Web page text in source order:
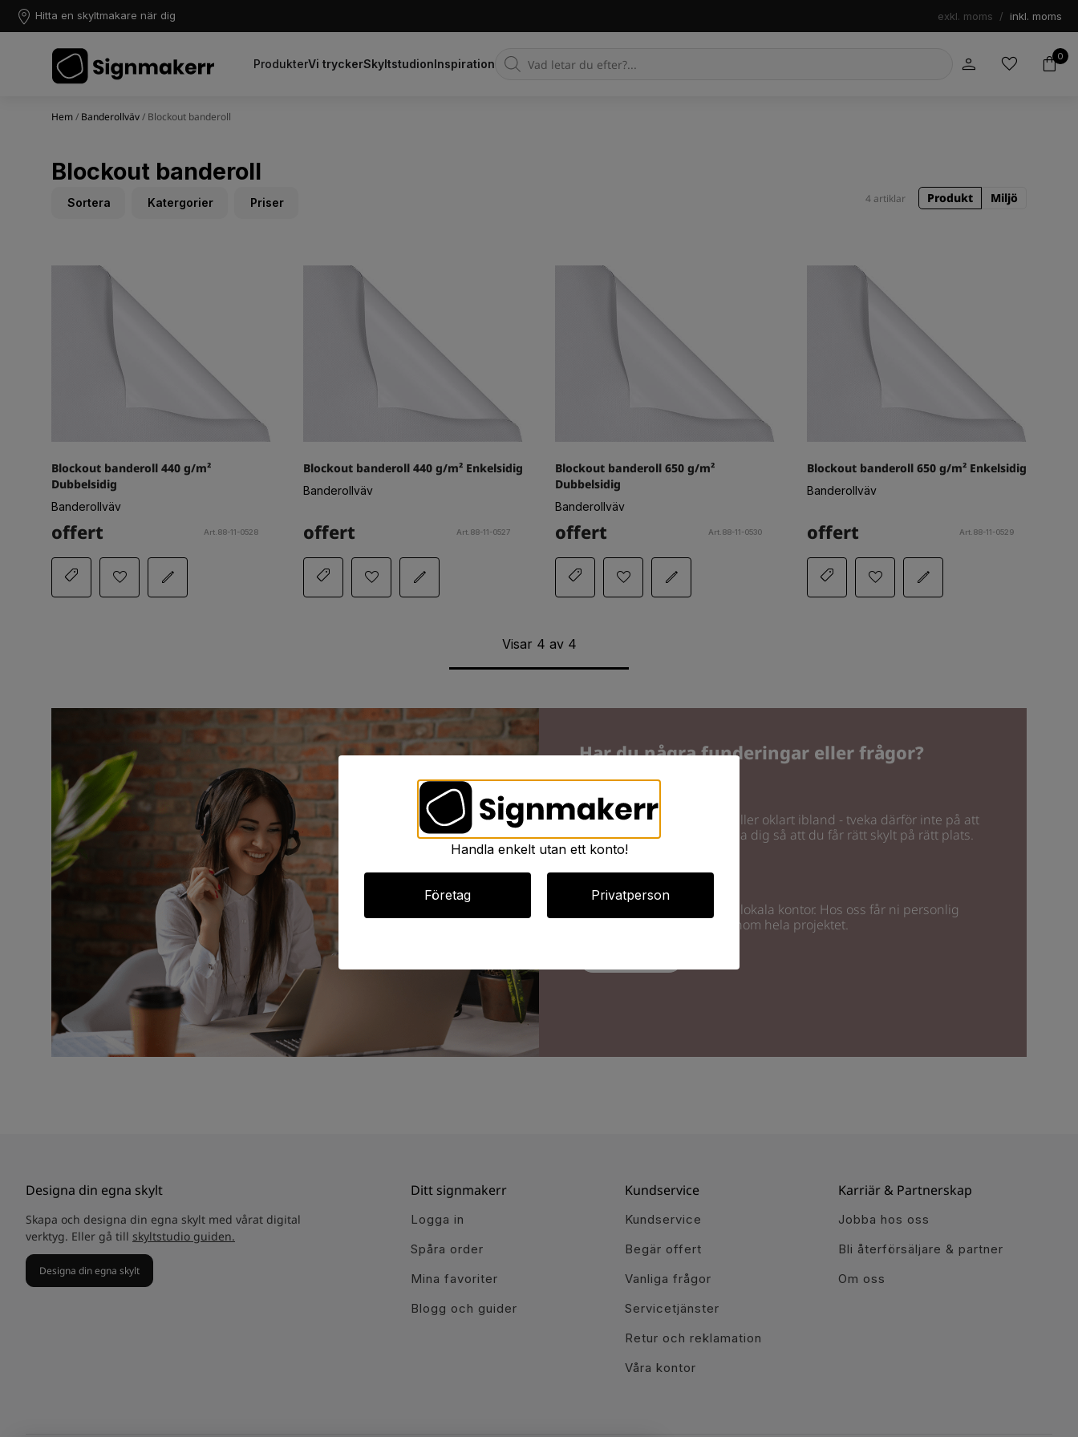
Hitta en skyltmakare när dig exkl. moms / inkl. moms
ProdukterVi tryckerSkyltstudionInspiration Products
search
0
Hem/ Banderollväv/ Blockout banderoll
Blockout banderoll
Sortera Katergorier Priser 4 artiklar Produkt Miljö
Blockout banderoll 440 g/m²
Dubbelsidig
Banderollväv
offert Art.88-11-0528
Blockout banderoll 440 g/m² Enkelsidig
Banderollväv
offert Art.88-11-0527
Blockout banderoll 650 g/m²
Dubbelsidig
Banderollväv
offert Art.88-11-0530
Blockout banderoll 650 g/m² Enkelsidig
Banderollväv
offert Art.88-11-0529
Visar 4 av 4
Har du några funderingar eller frågor?
Kontakta oss!
Vi vet att det kännas svårt eller oklart ibland - tveka därför inte på att
kontakta oss så kan vi hjälpa dig så att du får rätt skylt på rätt plats.
Kundservice
Vi finns på fler platser med lokala kontor. Hos oss får ni personlig
service och vägledning genom hela projektet.
Designa din egna skylt
Skapa och designa din egna skylt med vårat digital
verktyg. Eller gå till skyltstudio guiden.
Designa din egna skylt
Ditt signmakerr
Logga in
Spåra order
Mina favoriter
Blogg och guider
Kundservice
Kundservice
Begär offert
Vanliga frågor
Servicetjänster
Retur och reklamation
Våra kontor
Karriär & Partnerskap
Jobba hos oss
Bli återförsäljare & partner
Om oss
Handla enkelt utan ett konto!
Företag Privatperson